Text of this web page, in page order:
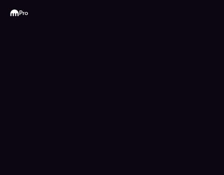
Kraken
Pro